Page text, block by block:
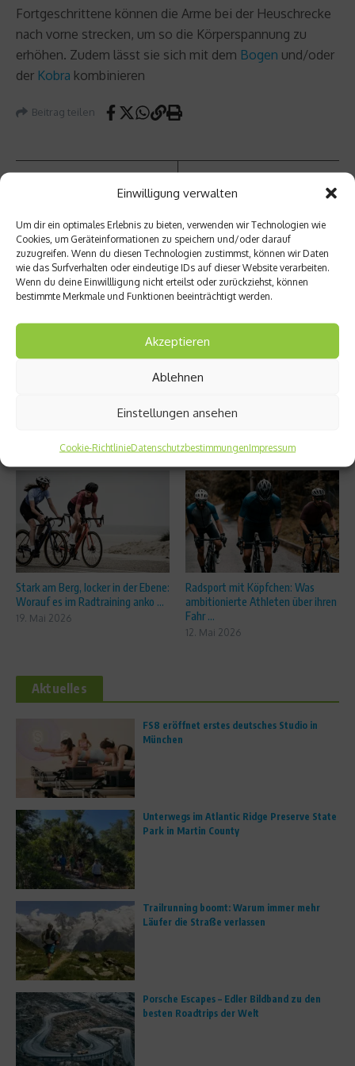
Einwilligung verwalten
Um dir ein optimales Erlebnis zu bieten, verwenden wir Technologien wie
Cookies, um Geräteinformationen zu speichern und/oder darauf
zuzugreifen. Wenn du diesen Technologien zustimmst, können wir Daten
wie das Surfverhalten oder eindeutige IDs auf dieser Website verarbeiten.
Wenn du deine Einwillligung nicht erteilst oder zurückziehst, können
bestimmte Merkmale und Funktionen beeinträchtigt werden.
Akzeptieren
Ablehnen
Einstellungen ansehen
Cookie-RichtlinieDatenschutzbestimmungenImpressum
Fortgeschrittene können die Arme bei der Heuschrecke
nach vorne strecken, um so die Körperspannung zu
erhöhen. Zudem lässt sie sich mit dem Bogen und/oder
der Kobra kombinieren
Beitrag teilen
Leicht
athleti
k-WM:
Silber
für
Cindy
Der
Deutsc
hlanda
chter
steht
Finale
Ähnliche Beiträge
Stark am Berg, locker in der Ebene:
Worauf es im Radtraining anko ...
19. Mai 2026
Radsport mit Köpfchen: Was
ambitionierte Athleten über ihren
Fahr ...
12. Mai 2026
Aktuelles
FS8 eröffnet erstes deutsches Studio in
München
Unterwegs im Atlantic Ridge Preserve State
Park in Martin County
Trailrunning boomt: Warum immer mehr
Läufer die Straße verlassen
Porsche Escapes – Edler Bildband zu den
besten Roadtrips der Welt